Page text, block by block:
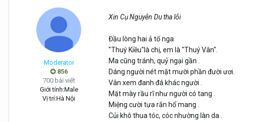
Moderator
856
700 bài viết
Giới tính:Male
Vị trí:Hà Nội
Xin Cụ Nguyễn Du tha lỗi
Đầu lòng hai ả tố nga
"Thuý Kiều"là chị, em là "Thuý Vân".
Ma cũng tránh, quỷ ngại gần .
Dáng người nét mặt mười phần đười ươi.
Vân xem đanh đá khác người .
Mặt mày rầu rĩ như người có tang .
Miệng cười tựa rắn hổ mang .
Củi khô thua tóc, cóc nhường làn da .